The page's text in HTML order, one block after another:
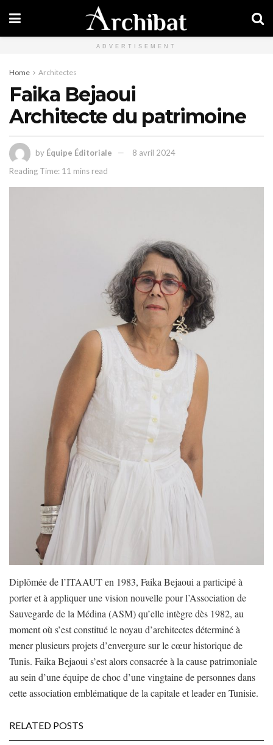
ADVERTISEMENT
Home Architectes
Faika Bejaoui
Architecte du patrimoine
by Équipe Éditoriale
8 avril 2024
Reading Time: 11 mins read
Diplômée de l’ITAAUT en 1983, Faika Bejaoui a participé à
porter et à appliquer une vision nouvelle pour l’Association de
Sauvegarde de la Médina (ASM) qu’elle intègre dès 1982, au
moment où s’est constitué le noyau d’architectes déterminé à
mener plusieurs projets d’envergure sur le cœur historique de
Tunis. Faika Bejaoui s’est alors consacrée à la cause patrimoniale
au sein d’une équipe de choc d’une vingtaine de personnes dans
cette association emblématique de la capitale et leader en Tunisie.
RELATED POSTS